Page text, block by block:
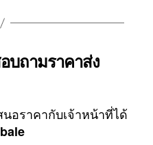
บถามราคาส่ง
อราคากับเจ้าหน้าที่ได้